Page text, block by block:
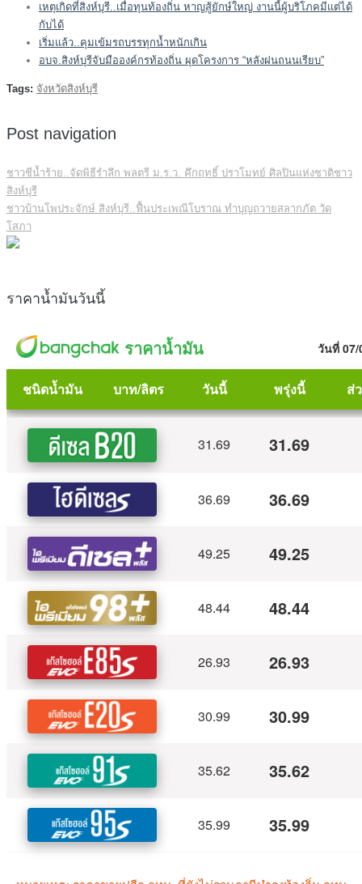
เหตุเกิดที่สิงห์บุรี..เมื่อทุนท้องถิ่น หาญสู้ยักษ์ใหญ่ งานนี้ผู้บริโภคมีแต่ได้
กับได้
เริ่มแล้ว..คุมเข้มรถบรรทุกน้ำหนักเกิน
อบจ.สิงห์บุรีจับมือองค์กรท้องถิ่น ผุดโครงการ “หลังฝนถนนเรียบ”
Tags: จังหวัดสิงห์บุรี
Post navigation
ชาวชีน้ำร้าย..จัดพิธีรำลึก พลตรี ม.ร.ว. คึกฤทธิ์ ปราโมทย์ ศิลปินแห่งชาติชาว
สิงห์บุรี
ชาวบ้านโพประจักษ์ สิงห์บุรี..ฟื้นประเพณีโบราณ ทำบุญถวายสลากภัต วัด
โสภา
ราคาน้ำมันวันนี้